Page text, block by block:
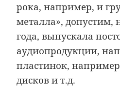
рока, например, и
металла», допустим,
года, выпускала
аудиопродукции,
пластинок,
дисков и т.д.